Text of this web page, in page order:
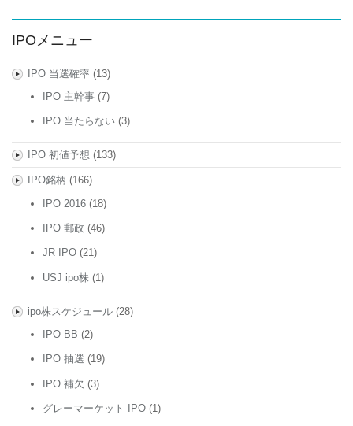
IPOメニュー
IPO 当選確率(13)
IPO 主幹事 (7)
IPO 当たらない (3)
IPO 初値予想 (133)
IPO銘柄 (166)
IPO 2016 (18)
IPO 郵政 (46)
JR IPO (21)
USJ ipo株 (1)
ipo株スケジュール(28)
IPO BB (2)
IPO 抽選 (19)
IPO 補欠 (3)
グレーマーケット IPO (1)